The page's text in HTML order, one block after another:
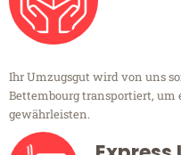
Ihr Umzugsgut wird von uns
Bettembourg transportiert, um
gewährleisten.